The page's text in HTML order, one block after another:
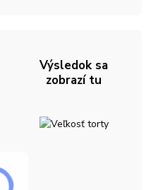
Výsledok sa
zobrazí tu